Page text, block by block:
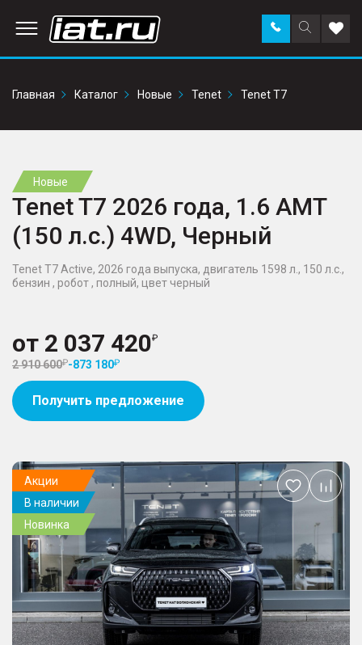
Поиск
по
Заказать
звонок в
Главная
Каталог Новые Tenet Tenet T7
Новые
Tenet T7 2026 года, 1.6 AMT
(150 л.с.) 4WD, Черный
Tenet T7 Active, 2026 года выпуска, двигатель 1598 л., 150 л.с.,
бензин , робот , полный, цвет черный
от 2 037 420
2 910 600 -873 180
Получить предложение
Акции
В наличии
Новинка
Добавить
в
избранное